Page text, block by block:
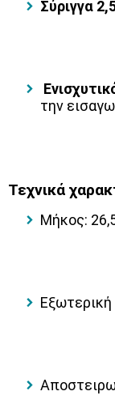
Σύριγγα
την
Τεχνικά
Μήκος:
Εξωτερική